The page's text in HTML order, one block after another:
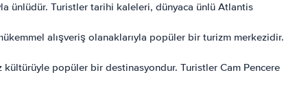
ünlüdür. Turistler tarihi kaleleri, dünyaca ünlü Atlantis
alışveriş olanaklarıyla popüler bir turizm merkezidir.
kültürüyle popüler bir destinasyondur. Turistler Cam Pencere